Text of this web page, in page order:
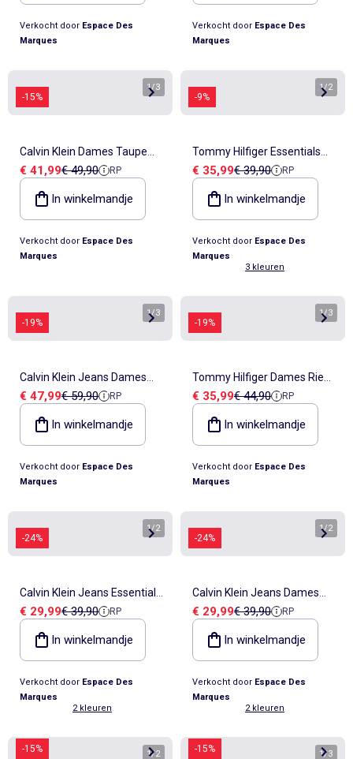
Verkocht door Espace Des
Marques
Verkocht door Espace Des
Marques
-15%
1/3
Calvin Klein Dames Taupe
Riem met Vierkante Gesp
Verkoopprijs
€ 41,99Referentieprijs
€ 49,90 RP
In winkelmandje
Verkocht door Espace Des
Marques
-9%
1/2
Tommy Hilfiger Essentials
Damesriem - Marineblauw
Verkoopprijs
€ 35,99Referentieprijs
€ 39,90 RP
In winkelmandje
Verkocht door Espace Des
Marques
3 kleuren
-19%
1/3
Calvin Klein Jeans Dames
Zwarte Riem met Gesp
Verkoopprijs
€ 47,99Referentieprijs
€ 59,90 RP
In winkelmandje
Verkocht door Espace Des
Marques
-19%
1/3
Tommy Hilfiger Dames Riem
Zwart - Everywhere Collectie
Verkoopprijs
€ 35,99Referentieprijs
€ 44,90 RP
In winkelmandje
Verkocht door Espace Des
Marques
-24%
1/2
Calvin Klein Jeans Essential
Buckle Beige Damesriem
Verkoopprijs
€ 29,99Referentieprijs
€ 39,90 RP
In winkelmandje
Verkocht door Espace Des
Marques
2 kleuren
-24%
1/2
Calvin Klein Jeans Dames
Riem Zwart met Essentiële
Gesp
Verkoopprijs
€ 29,99Referentieprijs
€ 39,90 RP
In winkelmandje
Verkocht door Espace Des
Marques
2 kleuren
-15% 1/2 -15% 1/3